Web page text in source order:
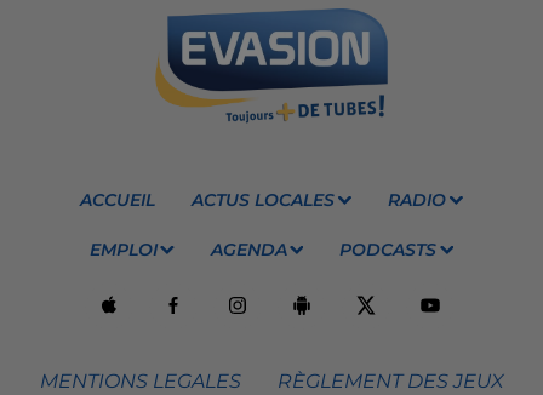
ACCUEIL ACTUS LOCALES RADIO
EMPLOI AGENDA PODCASTS
MENTIONS LEGALES RÈGLEMENT DES JEUX